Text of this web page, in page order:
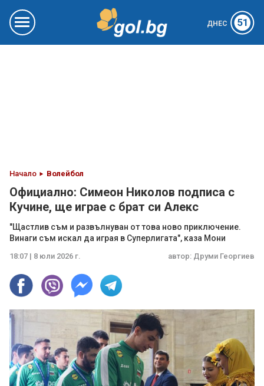
ДНЕС 51
Начало Волейбол
Официално: Симеон Николов подписа с
Кучине, ще играе с брат си Алекс
"Щастлив съм и развълнуван от това ново приключение.
Винаги съм искал да играя в Суперлигата", каза Мони
18:07 | 8 юли 2026 г. автор: Друми Георгиев